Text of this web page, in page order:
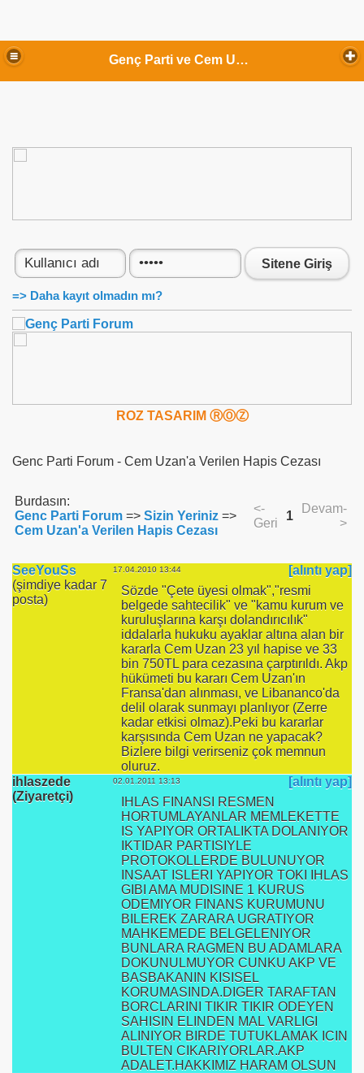
Genç Parti ve Cem Uzan
Sitene Giriş
=> Daha kayıt olmadın mı?
ROZ TASARIM ⓇⓄⓏ
Genc Parti Forum - Cem Uzan'a Verilen Hapis Cezası
Burdasın:
Genc Parti Forum => Sizin Yeriniz =>
Cem Uzan'a Verilen Hapis Cezası
<-
Geri
1
Devam-
>
SeeYouSs
(şimdiye kadar 7
posta)
17.04.2010 13:44
[alıntı yap]
Sözde "Çete üyesi olmak","resmi
belgede sahtecilik" ve "kamu kurum ve
kuruluşlarına karşı dolandırıcılık"
iddalarla hukuku ayaklar altına alan bir
kararla Cem Uzan 23 yıl hapise ve 33
bin 750TL para cezasına çarptırıldı. Akp
hükümeti bu kararı Cem Uzan'ın
Fransa'dan alınması, ve Libananco'da
delil olarak sunmayı planlıyor (Zerre
kadar etkisi olmaz).Peki bu kararlar
karşısında Cem Uzan ne yapacak?
Bizlere bilgi verirseniz çok memnun
oluruz.
ihlaszede
(Ziyaretçi)
02.01.2011 13:13
[alıntı yap]
IHLAS FINANSI RESMEN
HORTUMLAYANLAR MEMLEKETTE
IS YAPIYOR ORTALIKTA DOLANIYOR
IKTIDAR PARTISIYLE
PROTOKOLLERDE BULUNUYOR
INSAAT ISLERI YAPIYOR TOKI IHLAS
GIBI AMA MUDISINE 1 KURUS
ODEMIYOR FINANS KURUMUNU
BILEREK ZARARA UGRATIYOR
MAHKEMEDE BELGELENIYOR
BUNLARA RAGMEN BU ADAMLARA
DOKUNULMUYOR CUNKU AKP VE
BASBAKANIN KISISEL
KORUMASINDA.DIGER TARAFTAN
BORCLARINI TIKIR TIKIR ODEYEN
SAHISIN ELINDEN MAL VARLIGI
ALINIYOR BIRDE TUTUKLAMAK ICIN
BULTEN CIKARIYORLAR.AKP
ADALET.HAKKIMIZ HARAM OLSUN